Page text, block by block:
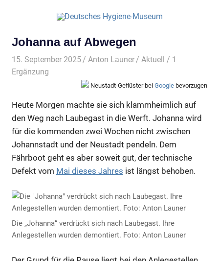
Johanna auf Abwegen
15. September 2025 Anton Launer Aktuell / 1
Ergänzung
Neustadt-Geflüster bei Google bevorzugen
Heute Morgen machte sie sich klammheimlich auf
den Weg nach Laubegast in die Werft. Johanna wird
für die kommenden zwei Wochen nicht zwischen
Johannstadt und der Neustadt pendeln. Dem
Fährboot geht es aber soweit gut, der technische
Defekt vom Mai dieses Jahres ist längst behoben.
Die „Johanna“ verdrückt sich nach Laubegast. Ihre
Anlegestellen wurden demontiert. Foto: Anton Launer